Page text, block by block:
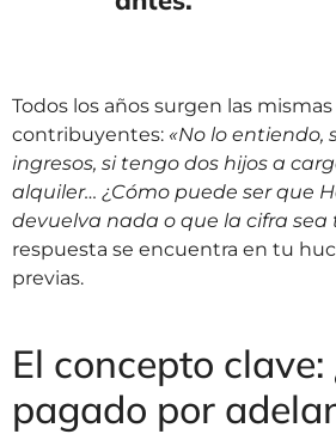
Todos los años surgen las
contribuyentes: «No lo entiendo,
ingresos, si tengo dos hijos a
alquiler… ¿Cómo puede ser que
devuelva nada o que la cifra sea
respuesta se encuentra en tu
previas.
El concepto clave:
pagado por